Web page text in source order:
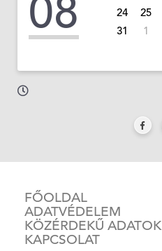
08
24
25
31
1
FŐOLDAL
ADATVÉDELEM
KÖZÉRDEKŰ ADATOK
KAPCSOLAT